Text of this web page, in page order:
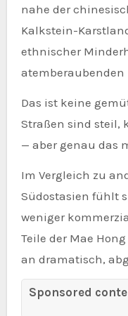
nahe der
Kalkstein-
ethnischer
atemberaubenden
Das ist keine
Straßen sind steil,
— aber genau das
Im Vergleich zu
Südostasien fühlt
weniger
Teile der Mae
an dramatisch,
Sponsored